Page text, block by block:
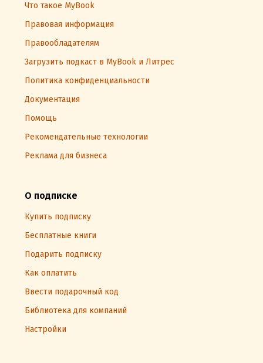
Что такое MyBook
Правовая информация
Правообладателям
Загрузить подкаст в MyBook и Литрес
Политика конфиденциальности
Документация
Помощь
Рекомендательные технологии
Реклама для бизнеса
О подписке
Купить подписку
Бесплатные книги
Подарить подписку
Как оплатить
Ввести подарочный код
Библиотека для компаний
Настройки